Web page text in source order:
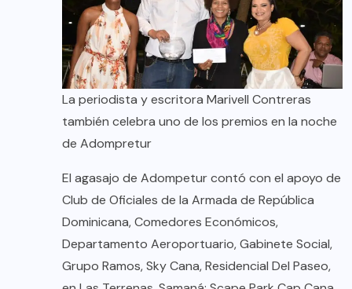
La periodista y escritora Marivell Contreras
también celebra uno de los premios en la noche
de Adompretur
El agasajo de Adompetur contó con el apoyo de
Club de Oficiales de la Armada de República
Dominicana, Comedores Económicos,
Departamento Aeroportuario, Gabinete Social,
Grupo Ramos, Sky Cana, Residencial Del Paseo,